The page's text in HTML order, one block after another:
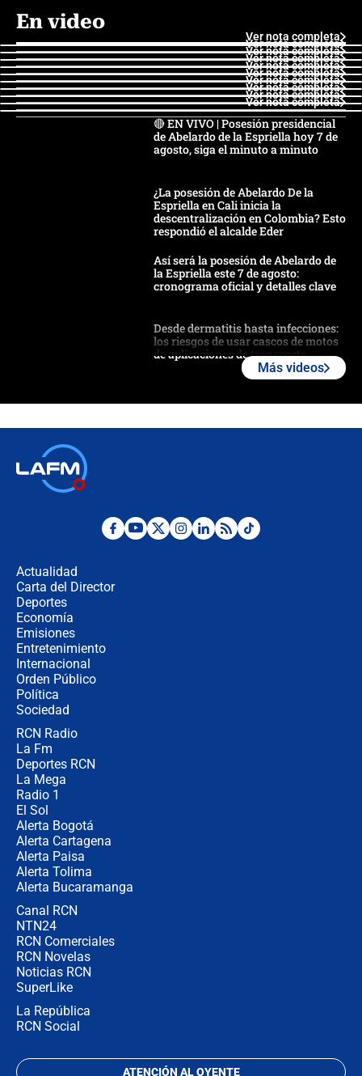
En video
Ver nota completa
Ver nota completa
Ver nota completa
Ver nota completa
Ver nota completa
Ver nota completa
Ver nota completa
Ver nota completa
Ver nota completa
Ver nota completa
🔴 EN VIVO | Posesión presidencial
de Abelardo de la Espriella hoy 7 de
agosto, siga el minuto a minuto
¿La posesión de Abelardo De la
Espriella en Cali inicia la
descentralización en Colombia? Esto
respondió el alcalde Eder
Así será la posesión de Abelardo de
la Espriella este 7 de agosto:
cronograma oficial y detalles clave
Desde dermatitis hasta infecciones:
los riesgos de usar cascos de motos
de aplicaciones de transporte
Posesión de Abelardo De La Espriella
Más videos
Actualidad
Carta del Director
Deportes
Economía
Emisiones
Entretenimiento
Internacional
Orden Público
Política
Sociedad
RCN Radio
La Fm
Deportes RCN
La Mega
Radio 1
El Sol
Alerta Bogotá
Alerta Cartagena
Alerta Paisa
Alerta Tolima
Alerta Bucaramanga
Canal RCN
NTN24
RCN Comerciales
RCN Novelas
Noticias RCN
SuperLike
La República
RCN Social
ATENCIÓN AL OYENTE